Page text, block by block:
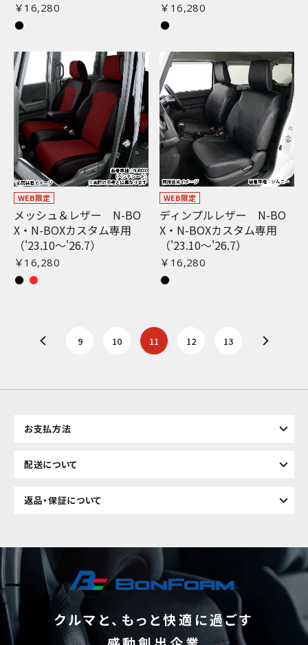
￥16,280 ￥16,280
WEB限定
メッシュ＆レザー N-BO
X・N-BOXカスタム専用
（'23.10〜'26.7）
￥16,280
WEB限定
ディンプルレザー N-BO
X・N-BOXカスタム専用
（'23.10〜'26.7）
￥16,280
9 10 11 12 13
お支払方法
配送について
返品・保証について
クルマと、もっと快適に過ごす